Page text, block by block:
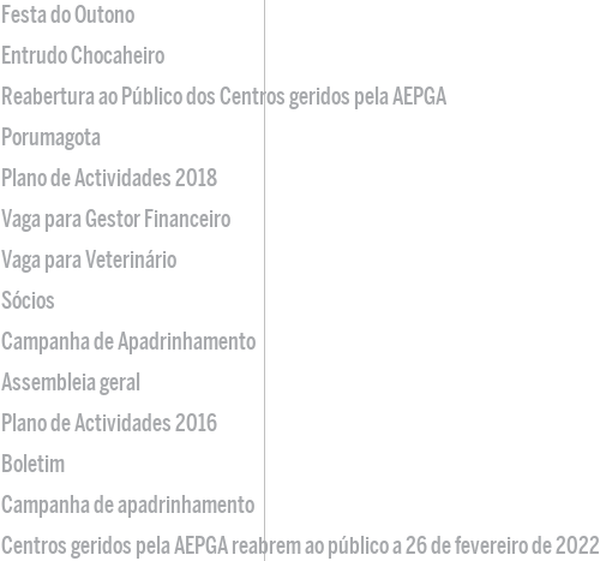
Festa do Outono
Entrudo Chocaheiro
Reabertura ao Público dos Centros geridos pela AEPGA
Porumagota
Plano de Actividades 2018
Vaga para Gestor Financeiro
Vaga para Veterinário
Sócios
Campanha de Apadrinhamento
Assembleia geral
Plano de Actividades 2016
Boletim
Campanha de apadrinhamento
Centros geridos pela AEPGA reabrem ao público a 26 de fevereiro de 2022